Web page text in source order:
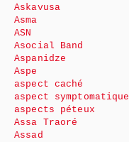
Askavusa
Asma
ASN
Asocial Band
Aspanidze
Aspe
aspect caché
aspect symptomatique
aspects péteux
Assa Traoré
Assad